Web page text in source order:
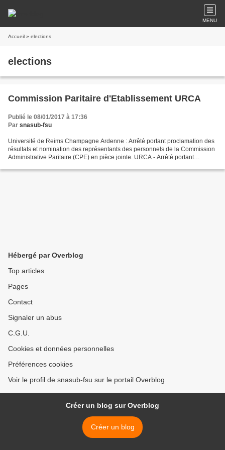
MENU
Accueil » elections
elections
Commission Paritaire d'Etablissement URCA
Publié le 08/01/2017 à 17:36
Par snasub-fsu
Université de Reims Champagne Ardenne : Arrêté portant proclamation des
résultats et nomination des représentants des personnels de la Commission
Administrative Paritaire (CPE) en pièce jointe. URCA - Arrêté portant
Hébergé par Overblog
Top articles
Pages
Contact
Signaler un abus
C.G.U.
Cookies et données personnelles
Préférences cookies
Voir le profil de snasub-fsu sur le portail Overblog
Créer un blog sur Overblog
Créer un blog